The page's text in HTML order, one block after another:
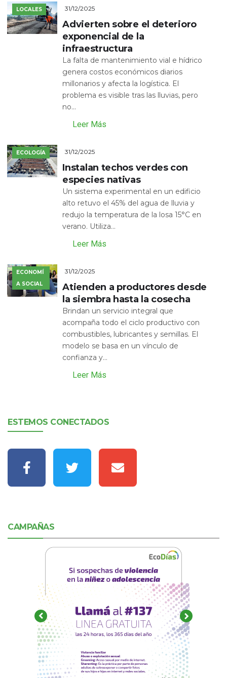
LOCALES 31/12/2025
Advierten sobre el deterioro
exponencial de la
infraestructura
La falta de mantenimiento vial e hídrico
genera costos económicos diarios
millonarios y afecta la logística. El
problema es visible tras las lluvias, pero
no...
Leer Más
ECOLOGÍA 31/12/2025
Instalan techos verdes con
especies nativas
Un sistema experimental en un edificio
alto retuvo el 45% del agua de lluvia y
redujo la temperatura de la losa 15°C en
verano. Utiliza...
Leer Más
ECONOMÍ
A SOCIAL
31/12/2025
Atienden a productores desde
la siembra hasta la cosecha
Brindan un servicio integral que
acompaña todo el ciclo productivo con
combustibles, lubricantes y semillas. El
modelo se basa en un vínculo de
confianza y...
Leer Más
ESTEMOS CONECTADOS
CAMPAÑAS